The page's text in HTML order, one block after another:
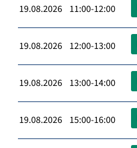
19.08.2026 11:00-12:00
19.08.2026 12:00-13:00
19.08.2026 13:00-14:00
19.08.2026 15:00-16:00